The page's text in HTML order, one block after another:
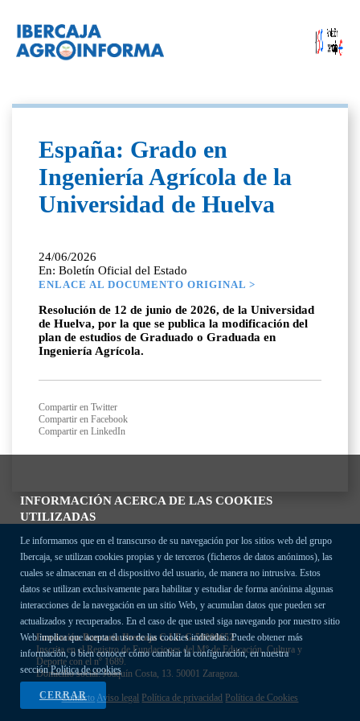
INFORMACIÓN ACERCA DE LAS COOKIES
UTILIZADAS
Le informamos que en el transcurso de su navegación por los sitios web del grupo
Ibercaja, se utilizan cookies propias y de terceros (ficheros de datos anónimos), las
cuales se almacenan en el dispositivo del usuario, de manera no intrusiva. Estos
datos se utilizan exclusivamente para habilitar y estudiar de forma anónima algunas
interacciones de la navegación en un sitio Web, y acumulan datos que pueden ser
actualizados y recuperados. En el caso de que usted siga navegando por nuestro sitio
Web implica que acepta el uso de las cookies indicadas. Puede obtener más
información, o bien conocer cómo cambiar la configuración, en nuestra
secciónPolítica de cookies
CERRAR
España: Grado en
Ingeniería Agrícola de la
Universidad de Huelva
24/06/2026
En: Boletín Oficial del Estado
ENLACE AL DOCUMENTO ORIGINAL >
Resolución de 12 de junio de 2026, de la Universidad
de Huelva, por la que se publica la modificación del
plan de estudios de Graduado o Graduada en
Ingeniería Agrícola.
Compartir en Twitter
Compartir en Facebook
Compartir en LinkedIn
Fundación Bancaria Ibercaja C.I.F. G-50000652.
Inscrita en el Registro de Fundaciones del Mº de Educación, Cultura y
Deporte con el nº 1689.
Domicilio social: Joaquín Costa, 13. 50001 Zaragoza.
ContactoAviso legal Política de privacidad Política de Cookies